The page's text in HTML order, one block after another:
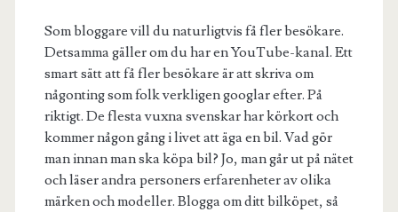
Som bloggare vill du naturligtvis få fler besökare.
Detsamma gäller om du har en YouTube-kanal. Ett
smart sätt att få fler besökare är att skriva om
någonting som folk verkligen googlar efter. På
riktigt. De flesta vuxna svenskar har körkort och
kommer någon gång i livet att äga en bil. Vad gör
man innan man ska köpa bil? Jo, man går ut på nätet
och läser andra personers erfarenheter av olika
märken och modeller. Blogga om ditt bilköpet, så